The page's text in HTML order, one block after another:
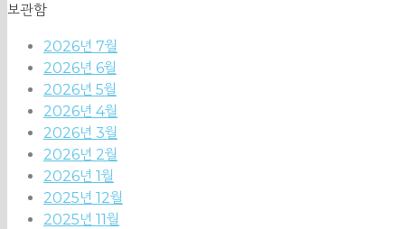
보관함
2026년 7월
2026년 6월
2026년 5월
2026년 4월
2026년 3월
2026년 2월
2026년 1월
2025년 12월
2025년 11월